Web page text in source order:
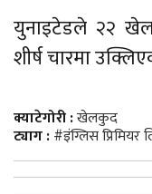
युनाइटेडले २२
शीर्ष चारमा
क्याटेगोरी :खेलकुद
ट्याग :#इंग्लिस प्रिमियर